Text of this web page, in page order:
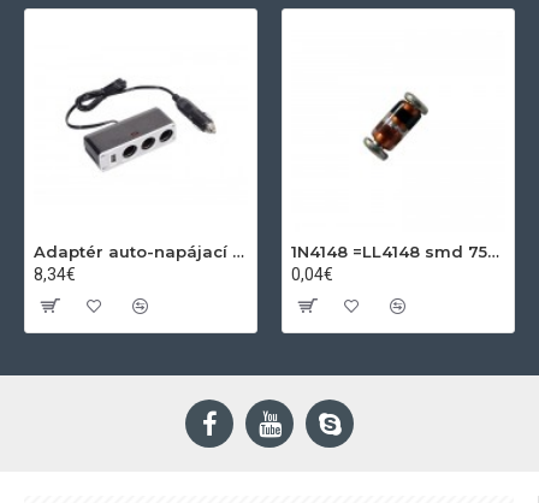
Adaptér auto-napájací 1xkon./3x zdierka- 12/24V, USB 1000mA
8,34€
1N4148 =LL4148 smd 75V,0.15A SOD80C
0,04€